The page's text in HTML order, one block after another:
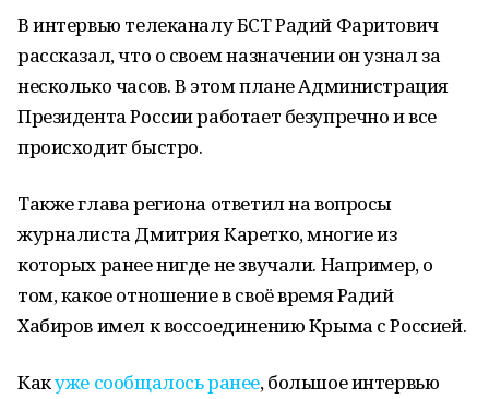
В интервью телеканалу БСТ Радий Фаритович
рассказал, что о своем назначении он узнал за
несколько часов. В этом плане Администрация
Президента России работает безупречно и все
происходит быстро.
Также глава региона ответил на вопросы
журналиста Дмитрия Каретко, многие из
которых ранее нигде не звучали. Например, о
том, какое отношение в своё время Радий
Хабиров имел к воссоединению Крыма с Россией.
Какуже сообщалось ранее, большое интервью